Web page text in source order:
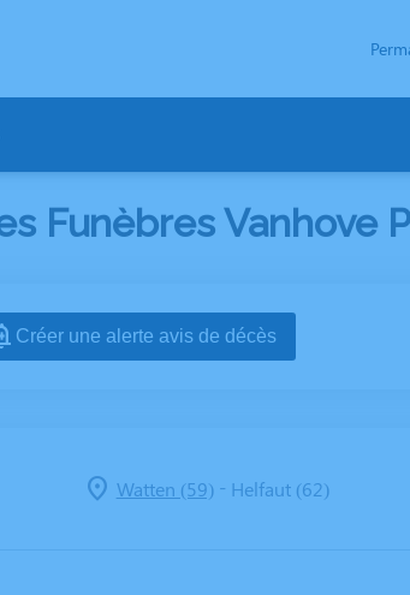
Funèbres Vanhove
Créer une alerte avis de décès
Watten (59)- Helfaut (62)